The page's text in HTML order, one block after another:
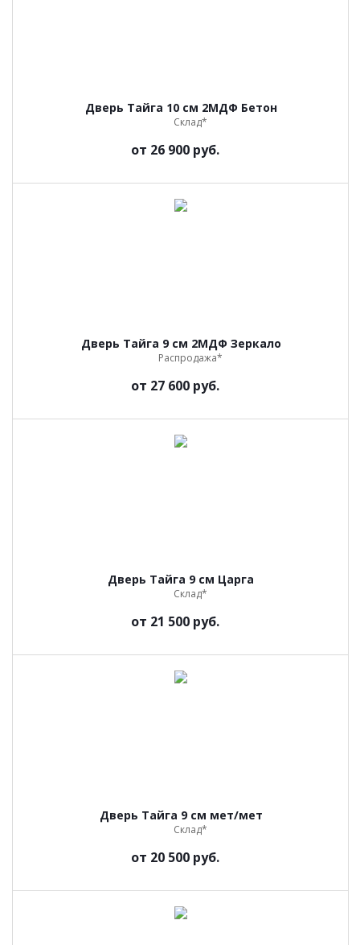
Дверь Тайга 10 см 2МДФ Бетон
Склад*
от 26 900 руб.
Дверь Тайга 9 см 2МДФ Зеркало
Распродажа*
от 27 600 руб.
Дверь Тайга 9 см Царга
Склад*
от 21 500 руб.
Дверь Тайга 9 см мет/мет
Склад*
от 20 500 руб.